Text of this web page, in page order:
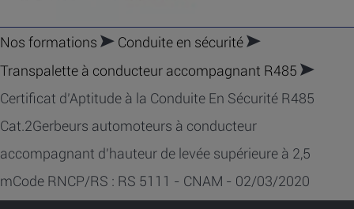
Nos formations
Conduite en sécurité
Transpalette à conducteur accompagnant R485
Certificat d’Aptitude à la Conduite En Sécurité R485
Cat.2Gerbeurs automoteurs à conducteur
accompagnant d'hauteur de levée supérieure à 2,5
mCode RNCP/RS : RS 5111 - CNAM - 02/03/2020